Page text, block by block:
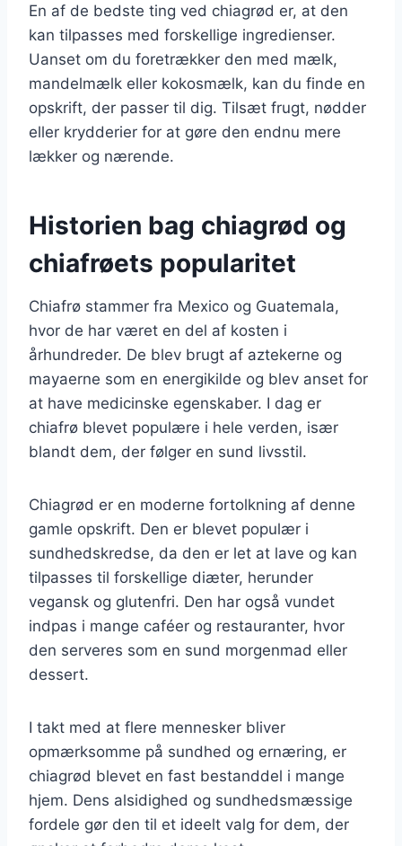
En af de bedste ting ved chiagrød er, at den
kan tilpasses med forskellige ingredienser.
Uanset om du foretrækker den med mælk,
mandelmælk eller kokosmælk, kan du finde en
opskrift, der passer til dig. Tilsæt frugt, nødder
eller krydderier for at gøre den endnu mere
lækker og nærende.
Historien bag chiagrød og
chiafrøets popularitet
Chiafrø stammer fra Mexico og Guatemala,
hvor de har været en del af kosten i
århundreder. De blev brugt af aztekerne og
mayaerne som en energikilde og blev anset for
at have medicinske egenskaber. I dag er
chiafrø blevet populære i hele verden, især
blandt dem, der følger en sund livsstil.
Chiagrød er en moderne fortolkning af denne
gamle opskrift. Den er blevet populær i
sundhedskredse, da den er let at lave og kan
tilpasses til forskellige diæter, herunder
vegansk og glutenfri. Den har også vundet
indpas i mange caféer og restauranter, hvor
den serveres som en sund morgenmad eller
dessert.
I takt med at flere mennesker bliver
opmærksomme på sundhed og ernæring, er
chiagrød blevet en fast bestanddel i mange
hjem. Dens alsidighed og sundhedsmæssige
fordele gør den til et ideelt valg for dem, der